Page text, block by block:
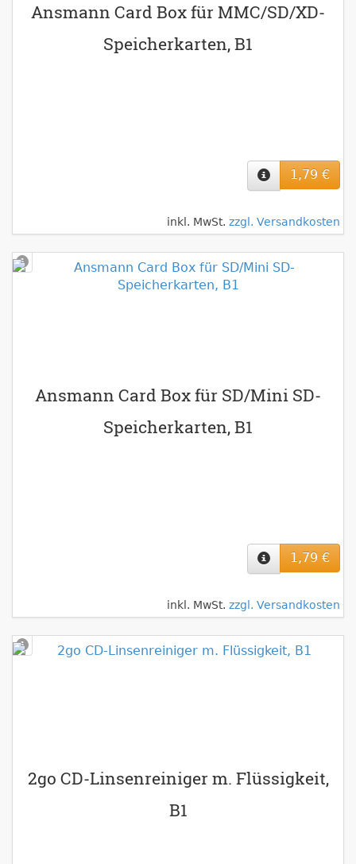
Ansmann Card Box für MMC/SD/XD-
Speicherkarten, B1
1,79 €
inkl. MwSt. zzgl. Versandkosten
Ansmann Card Box für SD/Mini SD-
Speicherkarten, B1
1,79 €
inkl. MwSt. zzgl. Versandkosten
2go CD-Linsenreiniger m. Flüssigkeit,
B1